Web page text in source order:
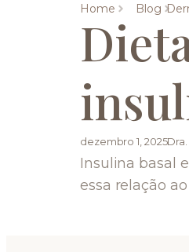
Home Blog
dezembro 1, 2025
Insulina basal
essa relação